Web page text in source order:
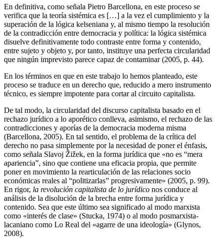
En definitiva, como señala Pietro Barcellona, en este proceso se
verifica que la teoría sistémica es […] a la vez el cumplimiento y la
superación de la lógica kelseniana y, al mismo tiempo la resolución
de la contradicción entre democracia y política: la lógica sistémica
disuelve definitivamente todo contraste entre forma y contenido,
entre sujeto y objeto y, por tanto, instituye una perfecta circularidad
que ningún imprevisto parece capaz de contaminar (2005, p. 44).
En los términos en que en este trabajo lo hemos planteado, este
proceso se traduce en un derecho que, reducido a mero instrumento
técnico, es siempre impotente para cortar al circuito capitalista.
De tal modo, la circularidad del discurso capitalista basado en el
rechazo jurídico a lo aporético conlleva, asimismo, el rechazo de las
contradicciones y aporías de la democracia moderna misma
(Barcellona, 2005). En tal sentido, el problema de la crítica del
derecho no pasa simplemente por la necesidad de poner el énfasis,
como señala Slavoj Žižek, en la forma jurídica que «no es “mera
apariencia”, sino que contiene una eficacia propia, que permite
poner en movimiento la rearticulación de las relaciones socio
económicas reales al “politizarlas” progresivamente» (2005, p. 99).
En rigor, la revolución capitalista de lo jurídico nos conduce al
análisis de la disolución de la brecha entre forma jurídica y
contenido. Sea que este último sea significado al modo marxista
como «interés de clase» (Stucka, 1974) o al modo posmarxista-
lacaniano como Lo Real del «agarre de una ideología» (Glynos,
2008).